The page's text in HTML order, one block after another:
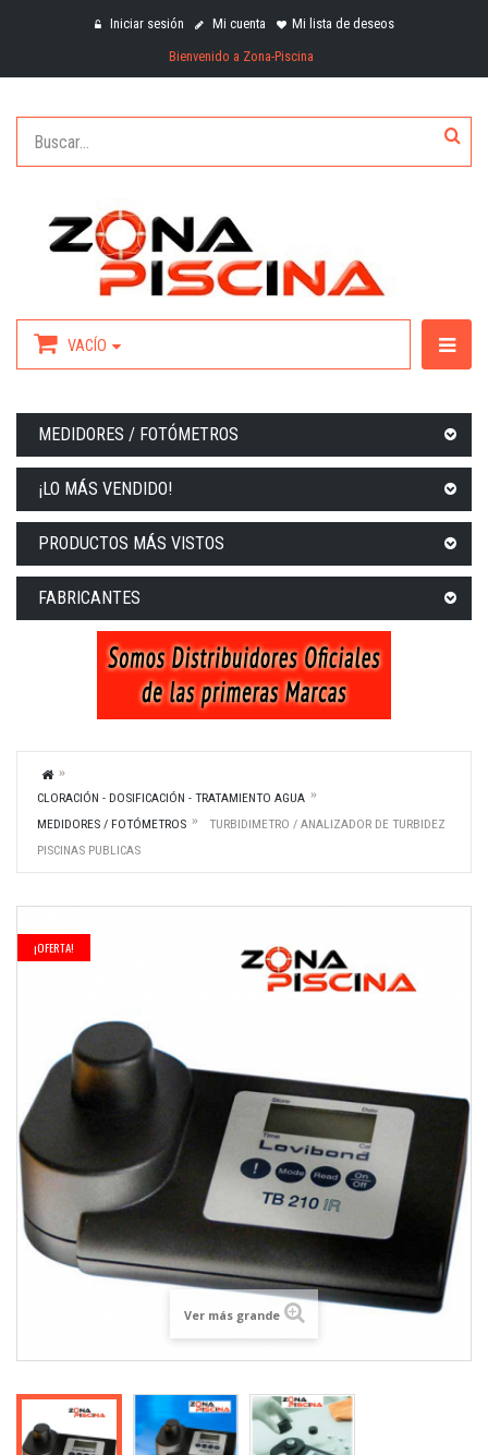
Iniciar sesión Mi cuenta
Mi lista de deseos
Bienvenido a Zona-Piscina
VACÍO
MEDIDORES / FOTÓMETROS
¡LO MÁS VENDIDO!
PRODUCTOS MÁS VISTOS
FABRICANTES
CLORACIÓN - DOSIFICACIÓN - TRATAMIENTO AGUA
MEDIDORES / FOTÓMETROS
TURBIDIMETRO / ANALIZADOR DE TURBIDEZ
PISCINAS PUBLICAS
¡OFERTA!
Ver más grande